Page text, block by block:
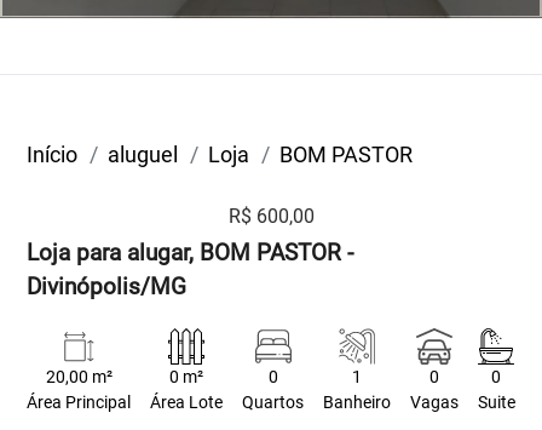
Início aluguel Loja BOM PASTOR
R$ 600,00
Loja para alugar, BOM PASTOR -
Divinópolis/MG
20,00 m²
Área Principal
0 m²
Área Lote
0
Quartos
1
Banheiro
0
Vagas
0
Suite